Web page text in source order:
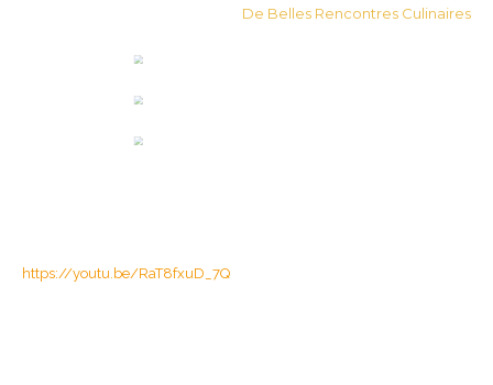
De Belles Rencontres Culinaires
https://youtu.be/RaT8fxuD_7Q